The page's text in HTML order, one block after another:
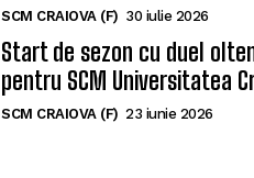
SCM CRAIOVA (F) 30 iulie 2026
Start de sezon cu duel
pentru SCM Universitatea
SCM CRAIOVA (F) 23 iunie 2026